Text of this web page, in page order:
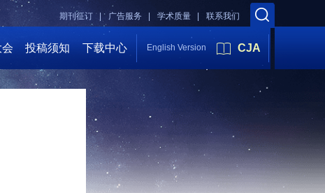
联系我们
学术质量 |
广告服务 |
期刊征订 |
投稿须知 下载中心 English Version CJA